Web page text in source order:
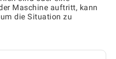
Maschine auftritt, kann
die Situation zu